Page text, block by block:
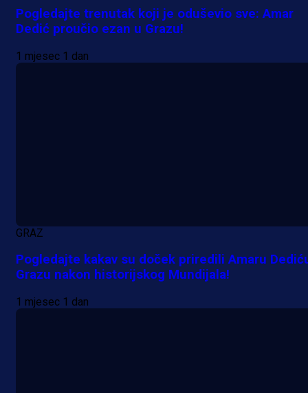
Da li je selektor zadovoljan: Evo
je Barbarez rekao o transferu
Alajbegovića u Juventus!
Pogledajte trenutak koji je oduševio sve: Amar
Dedić proučio ezan u Grazu!
1 mjesec 1 dan
GRAZ
Pogledajte kakav su doček priredili Amaru
Grazu nakon historijskog Mundijala!
1 mjesec 1 dan